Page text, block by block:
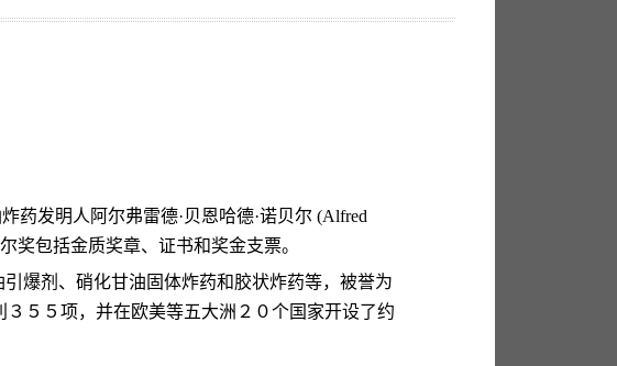
药发明人阿尔弗雷德·贝恩哈德·诺贝尔 (Alfred
奖包括金质奖章、证书和奖金支票。
爆剂、硝化甘油固体炸药和胶状炸药等，被誉为
５５项，并在欧美等五大洲２０个国家开设了约